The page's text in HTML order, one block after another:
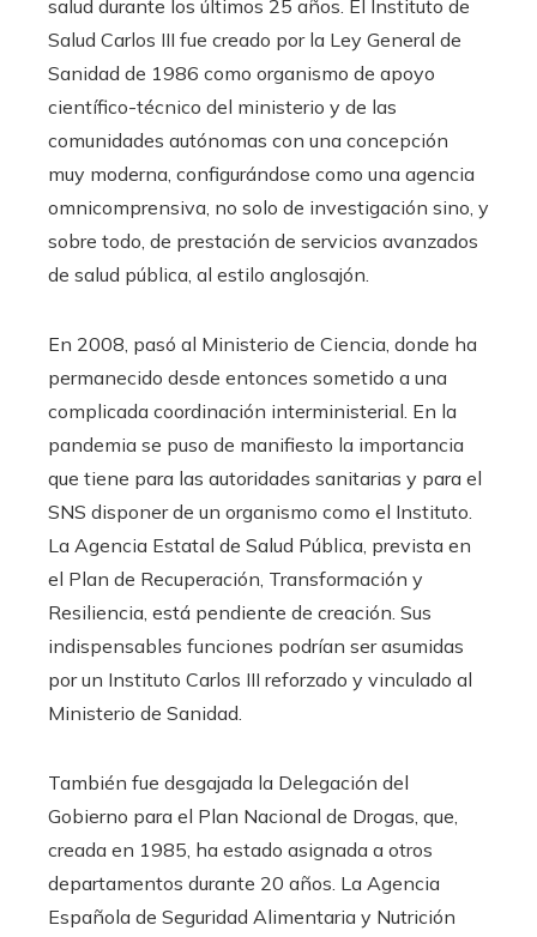
salud durante los últimos 25 años. El Instituto de
Salud Carlos III fue creado por la Ley General de
Sanidad de 1986 como organismo de apoyo
científico-técnico del ministerio y de las
comunidades autónomas con una concepción
muy moderna, configurándose como una agencia
omnicomprensiva, no solo de investigación sino, y
sobre todo, de prestación de servicios avanzados
de salud pública, al estilo anglosajón.
En 2008, pasó al Ministerio de Ciencia, donde ha
permanecido desde entonces sometido a una
complicada coordinación interministerial. En la
pandemia se puso de manifiesto la importancia
que tiene para las autoridades sanitarias y para el
SNS disponer de un organismo como el Instituto.
La Agencia Estatal de Salud Pública, prevista en
el Plan de Recuperación, Transformación y
Resiliencia, está pendiente de creación. Sus
indispensables funciones podrían ser asumidas
por un Instituto Carlos III reforzado y vinculado al
Ministerio de Sanidad.
También fue desgajada la Delegación del
Gobierno para el Plan Nacional de Drogas, que,
creada en 1985, ha estado asignada a otros
departamentos durante 20 años. La Agencia
Española de Seguridad Alimentaria y Nutrición